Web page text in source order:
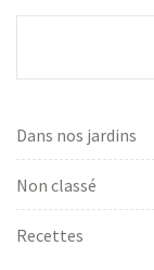
Dans nos jardins
Non classé
Recettes